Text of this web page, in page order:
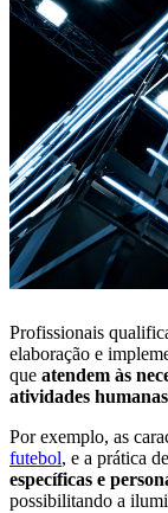
Profissionais
elaboração e
que atendem às
atividades
Por exemplo, as
futebol, e a prática
específicas e
possibilitando a